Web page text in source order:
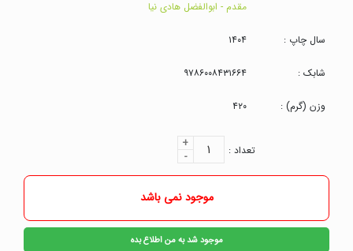
مقدم - ابوالفضل هادی نیا
سال چاپ : ۱۴۰۴
شابک : ۹۷۸۶۰۰۸۴۳۱۶۶۴
وزن (گرم) : ۴۲۰
تعداد : ۱
+
-
موجود نمی باشد
موجود شد به من اطلاع بده